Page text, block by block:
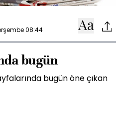
08:44
bugün
bugün öne çıkan